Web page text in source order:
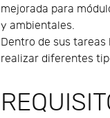
mejorada para
y ambientales.
Dentro de sus
realizar diferentes